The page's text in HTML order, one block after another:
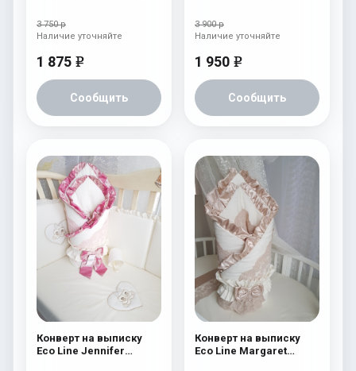
3 750 р
1 875 e
Сообщить
Наличие уточняйте
3 900 р
1 950 e
Сообщить
Наличие уточняйте
Конверт на выписку
Eco Line Jennifer
Конверт на выписку
Eco Line Margaret